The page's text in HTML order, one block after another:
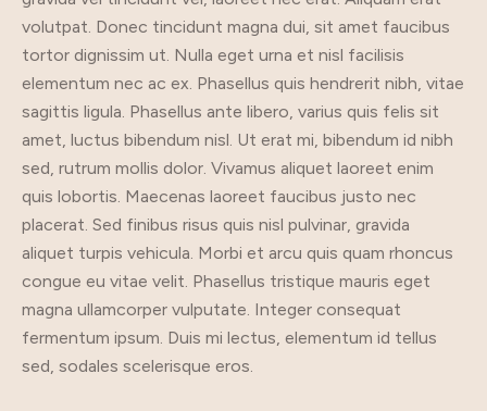
volutpat. Donec tincidunt magna dui, sit amet faucibus
tortor dignissim ut. Nulla eget urna et nisl facilisis
elementum nec ac ex. Phasellus quis hendrerit nibh, vitae
sagittis ligula. Phasellus ante libero, varius quis felis sit
amet, luctus bibendum nisl. Ut erat mi, bibendum id nibh
sed, rutrum mollis dolor. Vivamus aliquet laoreet enim
quis lobortis. Maecenas laoreet faucibus justo nec
placerat. Sed finibus risus quis nisl pulvinar, gravida
aliquet turpis vehicula. Morbi et arcu quis quam rhoncus
congue eu vitae velit. Phasellus tristique mauris eget
magna ullamcorper vulputate. Integer consequat
fermentum ipsum. Duis mi lectus, elementum id tellus
sed, sodales scelerisque eros.